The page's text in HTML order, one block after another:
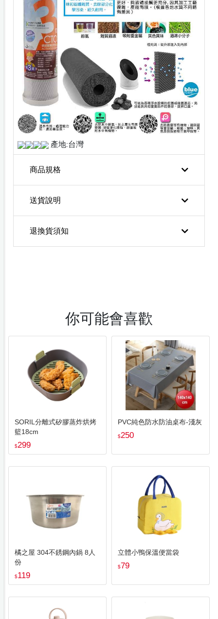
產地:台灣
商品規格
送貨說明
退換貨須知
你可能會喜歡
SORIL分離式矽膠蒸炸烘烤
籃18cm
$299
PVC純色防水防油桌布-淺灰
$250
橘之屋 304不銹鋼內鍋 8人
份
$119
立體小鴨保溫便當袋
$79